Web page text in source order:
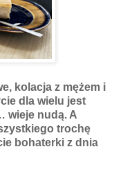
kolacja z mężem i
dla wielu jest
wieje nudą. A
trochę
bohaterki z dnia